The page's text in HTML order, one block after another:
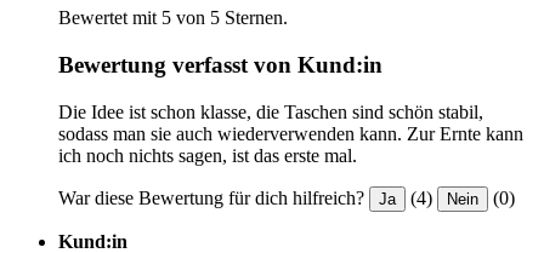
Bewertet mit 5 von 5 Sternen.
Bewertung verfasst von Kund:in
Die Idee ist schon klasse, die Taschen sind schön stabil,
sodass man sie auch wiederverwenden kann. Zur Ernte kann
ich noch nichts sagen, ist das erste mal.
War diese Bewertung für dich hilfreich? Ja (4) Nein (0)
Kund:in